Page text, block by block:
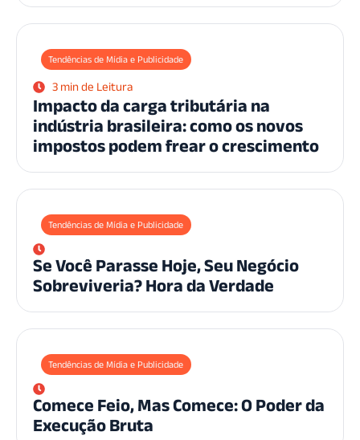
Tendências de Mídia e Publicidade
3 min de Leitura
Impacto da carga tributária na
indústria brasileira: como os novos
impostos podem frear o crescimento
Tendências de Mídia e Publicidade
Se Você Parasse Hoje, Seu Negócio
Sobreviveria? Hora da Verdade
Tendências de Mídia e Publicidade
Comece Feio, Mas Comece: O Poder da
Execução Bruta